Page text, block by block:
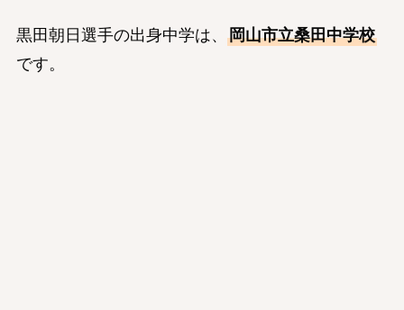
黒田朝日選手の出身中学は、 岡山市立桑田中学校
です。